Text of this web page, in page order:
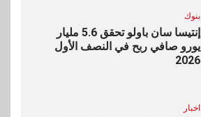
بنوك
إنتيسا سان باولو تحقق 5.6 مليار
يورو صافي ربح في النصف الأول
2026
اخبار